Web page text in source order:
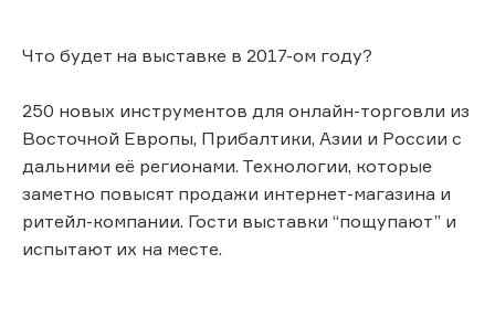
Что будет на выставке в 2017-ом году?
250 новых инструментов для онлайн-торговли из
Восточной Европы, Прибалтики, Азии и России с
дальними её регионами. Технологии, которые
заметно повысят продажи интернет-магазина и
ритейл-компании. Гости выставки “пощупают” и
испытают их на месте.